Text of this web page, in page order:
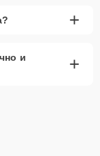
+
и
+